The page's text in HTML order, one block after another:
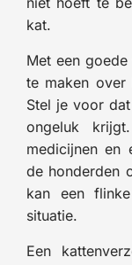
kat.
Met een
te maken over
Stel je voor
ongeluk
medicijnen en
de honderden
kan een
situatie.
Een